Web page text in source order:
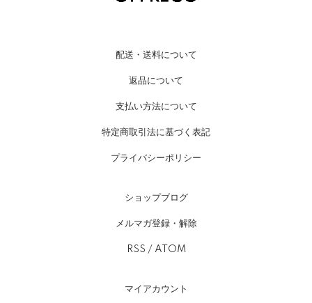
配送・送料について
返品について
支払い方法について
特定商取引法に基づく表記
プライバシーポリシー
ショップブログ
メルマガ登録・解除
RSS / ATOM
マイアカウント